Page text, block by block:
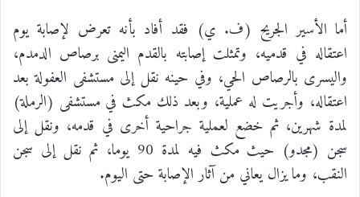
أما الأسير الجريح (ف. ي) فقد أفاد بأنه تعرض لإصابة يوم
اعتقاله في قدميه، وتمثلت إصابته بالقدم اليمنى برصاص الدمدم،
واليسرى بالرصاص الحي، وفي حينه نقل إلى مستشفى العفولة بعد
اعتقاله، وأجريت له عملية، وبعد ذلك مكث في مستشفى (الرملة)
لمدة شهرين، ثم خضع لعملية جراحية أخرى في قدمه، ونقل إلى
سجن (مجدو) حيث مكث فيه لمدة 90 يوما، ثم نقل إلى سجن
النقب، وما يزال يعاني من آثار الإصابة حتى اليوم.